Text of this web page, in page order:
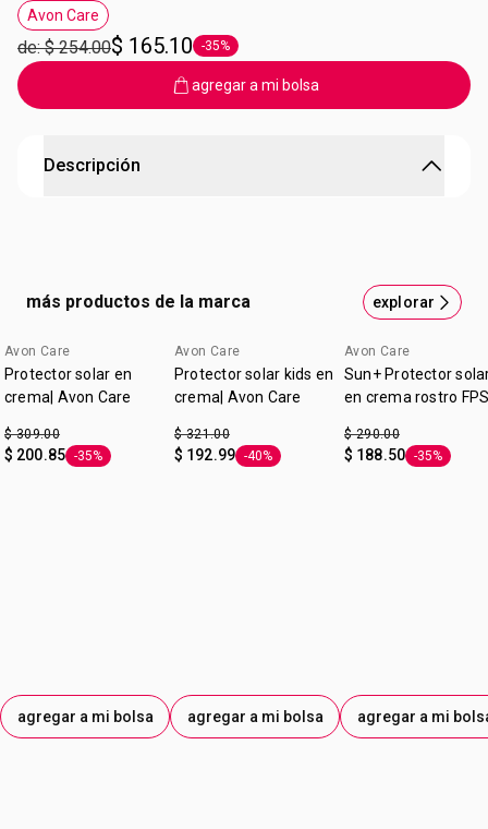
Etiqueta Avon Care
Avon Care
de: $ 254.00$ 165.10 Etiqueta -35%
-35%
agregar a mi bolsa
Descripción
Piel nutrida
Rápida absorción
No grasosa
más productos de la marca explorar
Avon Care
Protector solar en
crema| Avon Care
$ 309.00
$ 200.85 Etiqueta -35%
-35%
agregar a mi bolsa
Avon Care
Protector solar kids en
crema| Avon Care
$ 321.00
$ 192.99 Etiqueta -40%
-40%
agregar a mi bolsa
Avon Care
Sun+ Protector
en crema rostro
$ 290.00
$ 188.50 Etiqueta -
-35%
agregar a mi